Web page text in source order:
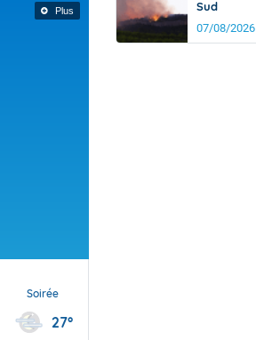
Plus
Soirée
27°
Sud
07/08/2026